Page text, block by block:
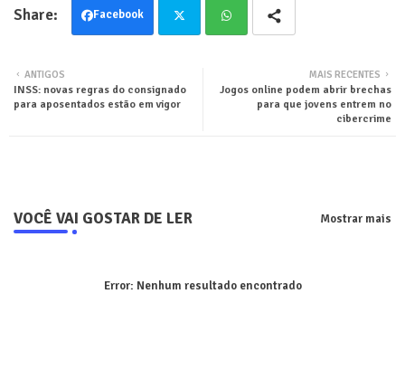
Facebook
ter tsa
MAIS RECENTES
Jogos online podem abrir brechas
para que jovens entrem no
cibercrime
ANTIGOS
INSS: novas regras do consignado
para aposentados estão em vigor
VOCÊ VAI GOSTAR DE LER Mostrar mais
Error: Nenhum resultado encontrado